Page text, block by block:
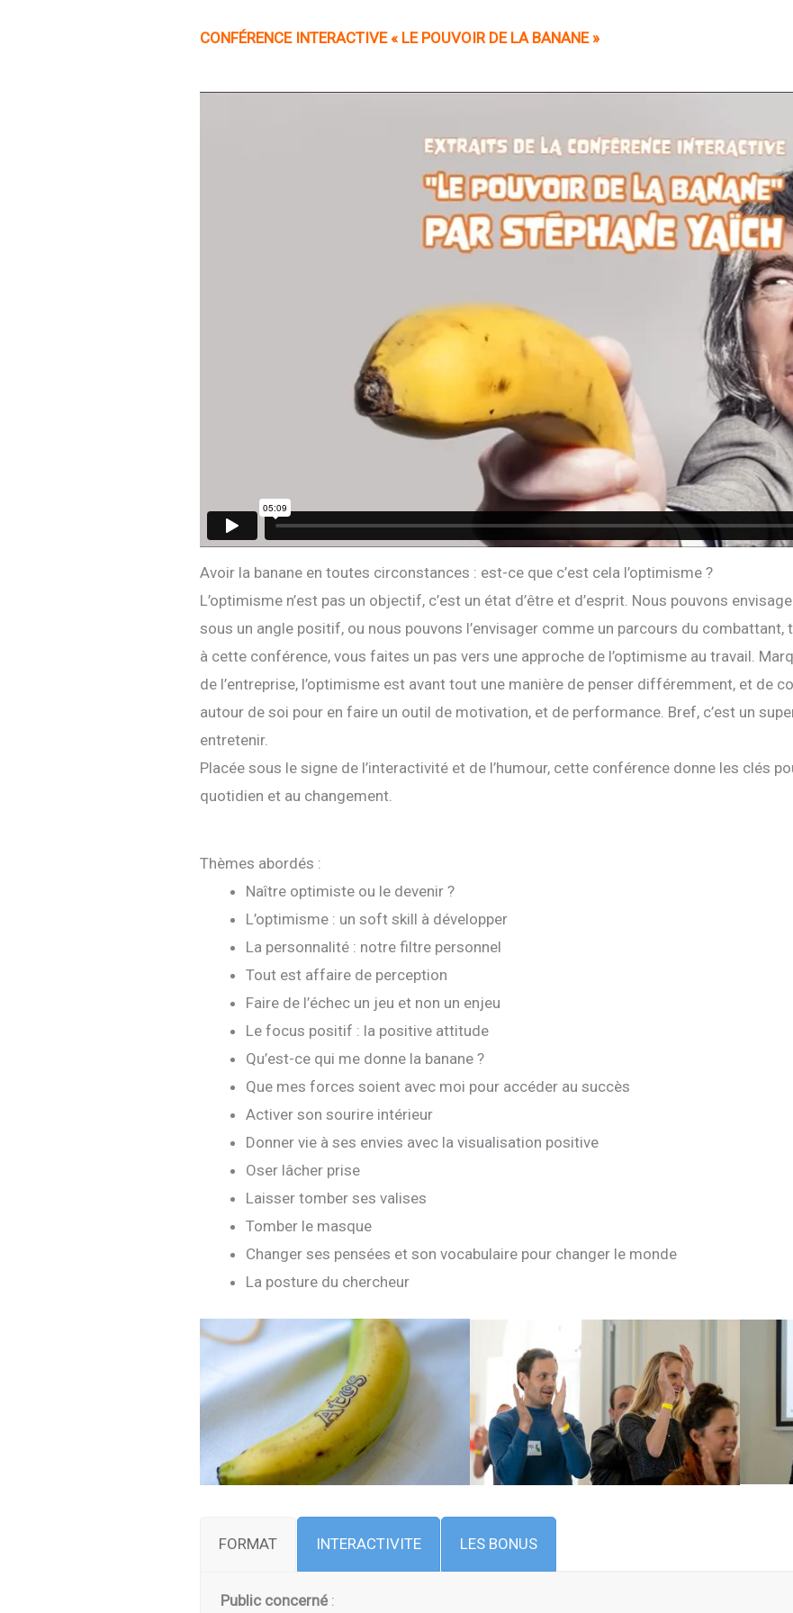
CONFÉRENCEINTERACTIVE « LE POUVOIR DE LA BANANE »
Avoir la banane en toutes circonstances : est-ce que c’est cela l’optimisme ?
L’optimisme n’est pas un objectif, c’est un état d’être et d’esprit. Nous pouvons
sous un angle positif, ou nous pouvons l’envisager comme un parcours du
à cette conférence, vous faites un pas vers une approche de l’optimisme au travail.
de l’entreprise, l’optimisme est avant tout une manière de penser différemment, et de
autour de soi pour en faire un outil de motivation, et de performance. Bref, c’est un
entretenir.
Placée sous le signe de l’interactivité et de l’humour, cette conférence donne les clés
quotidien et au changement.
Thèmes abordés :
Naître optimiste ou le devenir ?
L’optimisme : un soft skill à développer
La personnalité : notre filtre personnel
Tout est affaire de perception
Faire de l’échec un jeu et non un enjeu
Le focus positif : la positive attitude
Qu’est-ce qui me donne la banane ?
Que mes forces soient avec moi pour accéder au succès
Activer son sourire intérieur
Donner vie à ses envies avec la visualisation positive
Oser lâcher prise
Laisser tomber ses valises
Tomber le masque
Changer ses pensées et son vocabulaire pour changer le monde
La posture du chercheur
FORMAT INTERACTIVITE LES BONUS
Public concerné: